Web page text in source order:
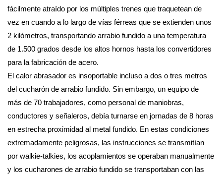
fácilmente atraído por los múltiples trenes que traquetean de
vez en cuando a lo largo de vías férreas que se extienden unos
2 kilómetros, transportando arrabio fundido a una temperatura
de 1.500 grados desde los altos hornos hasta los convertidores
para la fabricación de acero.
El calor abrasador es insoportable incluso a dos o tres metros
del cucharón de arrabio fundido. Sin embargo, un equipo de
más de 70 trabajadores, como personal de maniobras,
conductores y señaleros, debía turnarse en jornadas de 8 horas
en estrecha proximidad al metal fundido. En estas condiciones
extremadamente peligrosas, las instrucciones se transmitían
por walkie-talkies, los acoplamientos se operaban manualmente
y los cucharones de arrabio fundido se transportaban con las